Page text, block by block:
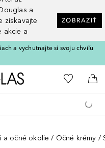
a
získavajte
akcie a
ZOBRAZIŤ
a vychutnajte si svoju chvíľu
Domov Do môjho
Do
a očné okolie Očné krémy